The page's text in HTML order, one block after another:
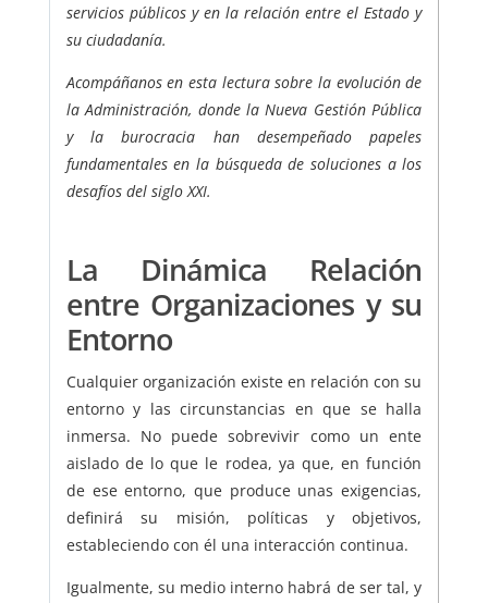
servicios públicos y en la relación entre el Estado y
su ciudadanía.
Acompáñanos en esta lectura sobre la evolución de
la Administración, donde la Nueva Gestión Pública
y la burocracia han desempeñado papeles
fundamentales en la búsqueda de soluciones a los
desafíos del siglo XXI.
La Dinámica Relación
entre Organizaciones y su
Entorno
Cualquier organización existe en relación con su
entorno y las circunstancias en que se halla
inmersa. No puede sobrevivir como un ente
aislado de lo que le rodea, ya que, en función
de ese entorno, que produce unas exigencias,
definirá su misión, políticas y objetivos,
estableciendo con él una interacción continua.
Igualmente, su medio interno habrá de ser tal, y